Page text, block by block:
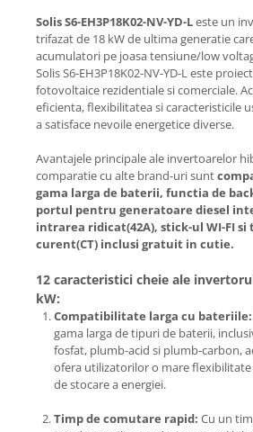
SolisS6-EH3P18K02-NV-YD-Leste un
trifazat de 18 kW de ultima generatie
acumulatori pe joasa tensiune/low
Solis S6-EH3P18K02-NV-YD-L este
fotovoltaice rezidentiale si comerciale.
eficienta, flexibilitatea si caracteristicile
a satisface nevoile energetice diverse.
Avantajele principale ale invertoarelor
comparatie cu alte brand-uri sunt
gama larga de baterii, functia de
portul pentru generatoare diesel
intrarea ridicat(42A), stick-ul WI-FI
curent(CT) inclusi gratuit in cutie.
12 caracteristici cheie ale
kW:
Compatibilitate larga cu bateriile:
gama larga de tipuri de baterii,
fosfat, plumb-acid si plumb-carbon,
ofera utilizatorilor o mare
de stocare a energiei.
Timp de comutare rapid: Cu un